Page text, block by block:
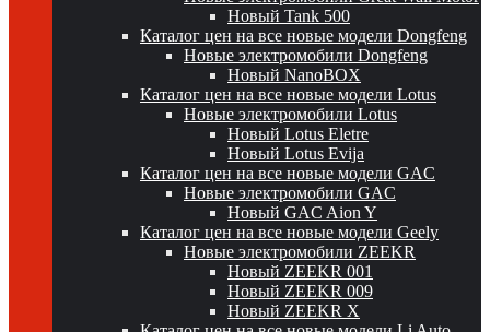
Новый Tank 500
Каталог цен на все новые модели Dongfeng
Новые электромобили Dongfeng
Новый NanoBOX
Каталог цен на все новые модели Lotus
Новые электромобили Lotus
Новый Lotus Eletre
Новый Lotus Evija
Каталог цен на все новые модели GAC
Новые электромобили GAC
Новый GAC Aion Y
Каталог цен на все новые модели Geely
Новые электромобили ZEEKR
Новый ZEEKR 001
Новый ZEEKR 009
Новый ZEEKR X